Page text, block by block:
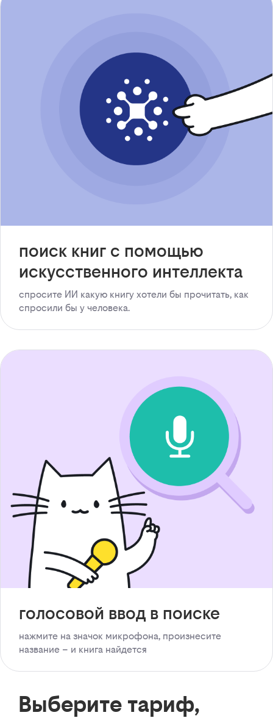
поиск книг с помощью
искусственного интеллекта
спросите ИИ какую книгу хотели бы прочитать, как
спросили бы у человека.
голосовой ввод в поиске
нажмите на значок микрофона, произнесите
название – и книга найдется
Выберите тариф,